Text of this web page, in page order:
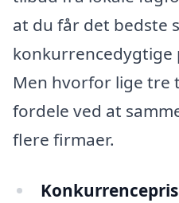
at du får det bedste
konkurrencedygtige
Men hvorfor lige tre
fordele ved at
flere firmaer.